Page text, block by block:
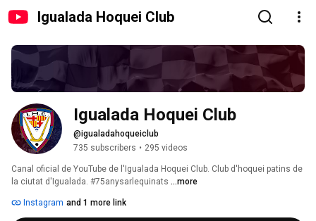
Igualada Hoquei Club
Igualada Hoquei Club
@igualadahoqueiclub
735 subscribers • 295 videos
Canal oficial de YouTube de l'Igualada Hoquei Club. Club d'hoquei patins de
la ciutat d'Igualada. #75anysarlequinats ...more
Instagram and 1 more link